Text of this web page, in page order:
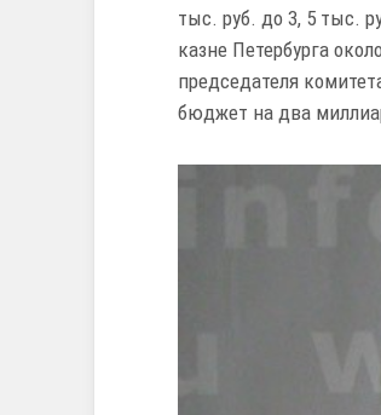
тыс. руб. до 3, 5 тыс.
казне Петербурга
председателя
бюджет на два